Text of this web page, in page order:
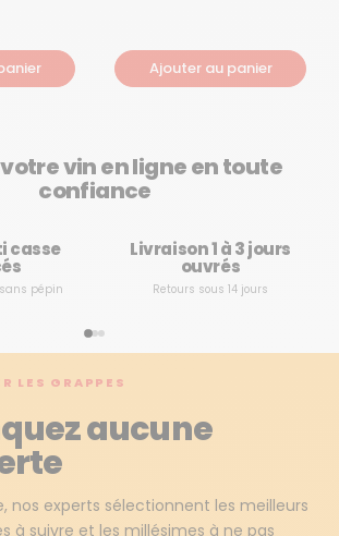
Ajouter au panier
vin en ligne en toute
confiance
casse
pépin
Livraison 1 à 3 jours
ouvrés
Retours sous 14 jours
LES GRAPPES
aucune
nos experts sélectionnent les meilleurs
à suivre et les millésimes à ne pas